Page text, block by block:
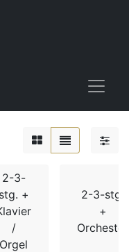
2-3-
stg. +
/
Orgel
2-3-stg.
+
Orchester